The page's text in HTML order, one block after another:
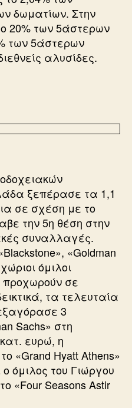
δωματίων. Στην
20% των 5άστερων
των 5άστερων
αλυσίδες.
ξεπέρασε τα 1,1
σε σχέση με το
την 5η θέση στην
συναλλαγές.
«Goldman
όμιλοι
προχωρούν σε
τα τελευταία
3
Sachs» στη
ευρώ, η
«Grand Hyatt Athens»
όμιλος του Γιώργου
«Four Seasons Astir